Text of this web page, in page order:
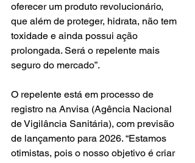
oferecer um produto revolucionário,
que além de proteger, hidrata, não tem
toxidade e ainda possui ação
prolongada. Será o repelente mais
seguro do mercado”.
O repelente está em processo de
registro na Anvisa (Agência Nacional
de Vigilância Sanitária), com previsão
de lançamento para 2026. “Estamos
otimistas, pois o nosso objetivo é criar